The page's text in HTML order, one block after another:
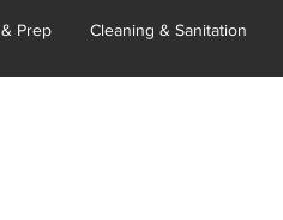
& Prep Cleaning & Sanitation